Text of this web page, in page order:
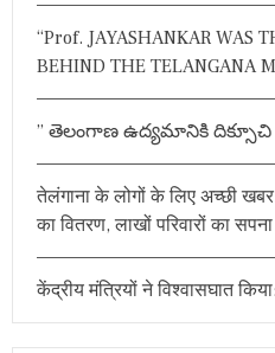
“Prof. JAYASHANKAR WAS
BEHIND THE TELANGANA
” తెలంగాణ ఉద్యమానికి దిక్సూచి
तेलंगाना के लोगों के लिए अच्छी
का वितरण, लाखों परिवारों का
केंद्रीय मंत्रियों ने विश्वासघात